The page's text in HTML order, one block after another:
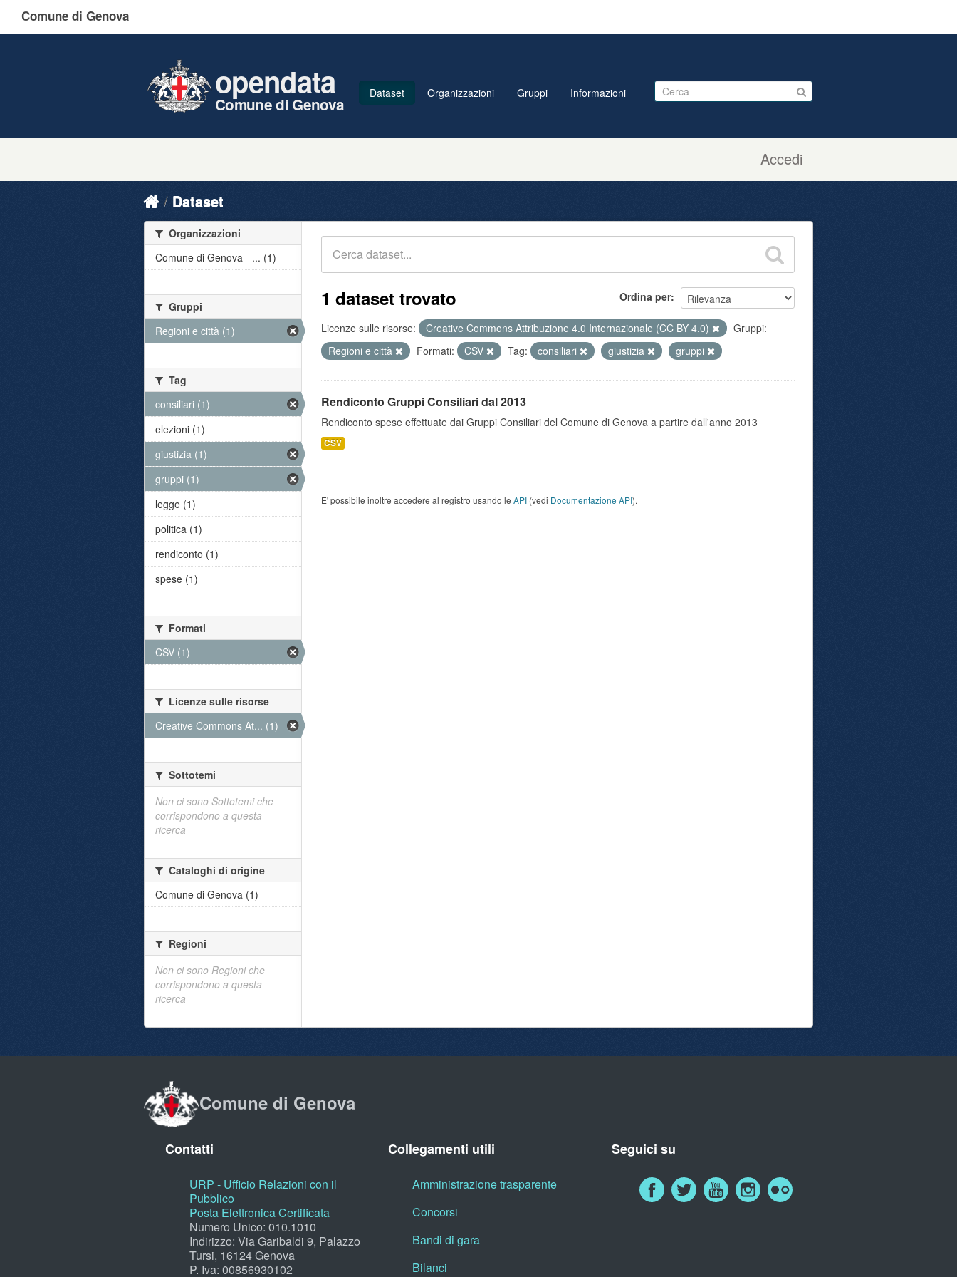
Comune di Genova
Accedi
opendata
Comune di Genova
Dataset Organizzazioni Gruppi Informazioni
Dataset
Ordina per
1 dataset trovato
Licenze sulle risorse: Creative Commons Attribuzione 4.0 Internazionale (CC BY 4.0)
Gruppi:
Regioni e città
Formati: CSV Tag: consiliari giustizia gruppi
Rendiconto Gruppi Consiliari dal 2013
Rendiconto spese effettuate dai Gruppi Consiliari del Comune di Genova a partire dall'anno 2013
CSV
E' possibile inoltre accedere al registro usando le API (vedi Documentazione API).
Organizzazioni
Comune di Genova - ... (1)
Gruppi
Regioni e città (1)
Tag
consiliari (1)
elezioni (1)
giustizia (1)
gruppi (1)
legge (1)
politica (1)
rendiconto (1)
spese (1)
Formati
CSV (1)
Licenze sulle risorse
Creative Commons At... (1)
Sottotemi
Non ci sono Sottotemi che
corrispondono a questa
ricerca
Cataloghi di origine
Comune di Genova (1)
Regioni
Non ci sono Regioni che
corrispondono a questa
ricerca
Comune di Genova
Contatti
URP - Ufficio Relazioni con il
Pubblico
Posta Elettronica Certificata
Numero Unico: 010.1010
Indirizzo: Via Garibaldi 9, Palazzo
Tursi, 16124 Genova
P. Iva: 00856930102
Collegamenti utili
Amministrazione trasparente
Concorsi
Bandi di gara
Bilanci
Seguici su